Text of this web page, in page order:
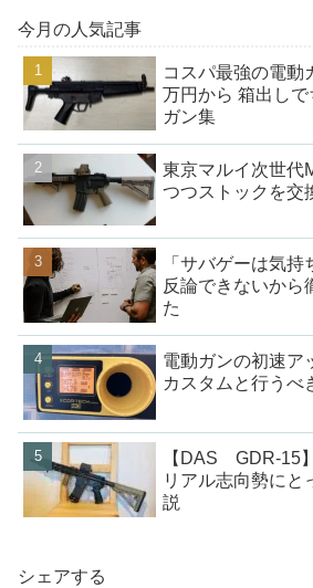
今月の人気記事
コスパ最強の電動
万円から 箱出し
ガン集
東京マルイ次世代
つつストックを交
「サバゲーは気
反論できないから
た
電動ガンの初速ア
カスタムと行うべ
【DAS GDR-15
リアル志向勢にと
説
シェアする